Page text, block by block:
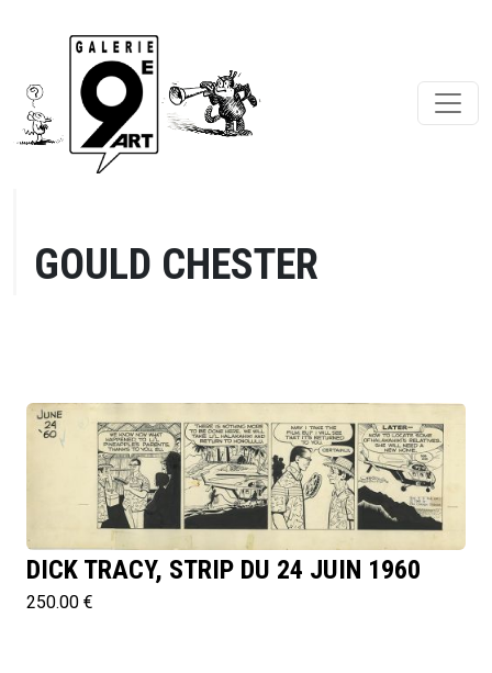
GOULD CHESTER
DICK TRACY, STRIP DU 24 JUIN 1960
250.00 €